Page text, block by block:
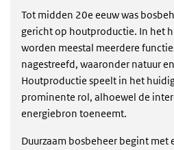
Tot midden 20e eeuw was
gericht op houtproductie. In het
worden meestal meerdere
nagestreefd, waaronder natuur
Houtproductie speelt in het
prominente rol, alhoewel de
energiebron toeneemt.
Duurzaam bosbeheer begint met